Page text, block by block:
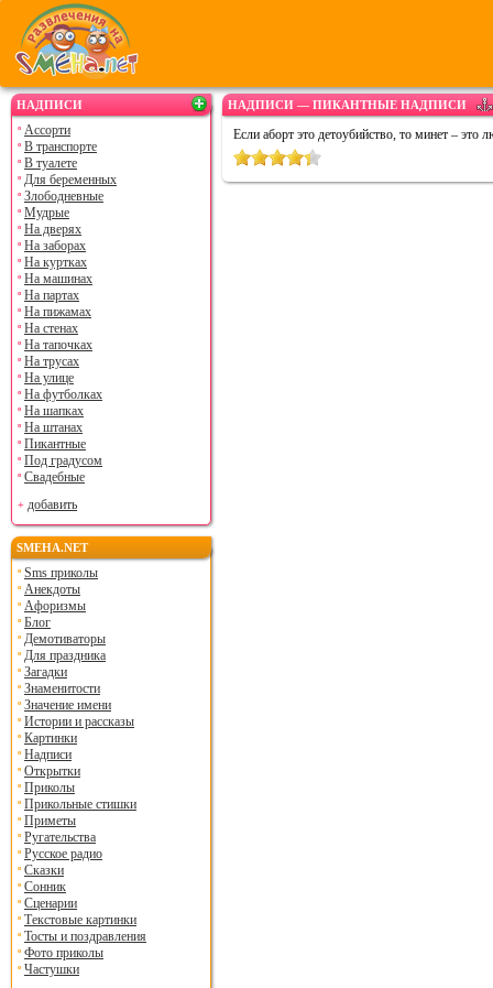
НАДПИСИ
Ассорти
В транспорте
В туалете
Для беременных
Злободневные
Мудрые
На дверях
На заборах
На куртках
На машинах
На партах
На пижамах
На стенах
На тапочках
На трусах
На улице
На футболках
На шапках
На штанах
Пикантные
Под градусом
Свадебные
добавить
SMEHA.NET
Sms приколы
Анекдоты
Афоризмы
Блог
Демотиваторы
Для праздника
Загадки
Знаменитости
Значение имени
Истории и рассказы
Картинки
Надписи
Открытки
Приколы
Прикольные стишки
Приметы
Ругательства
Русское радио
Сказки
Сонник
Сценарии
Текстовые картинки
Тосты и поздравления
Фото приколы
Частушки
НАДПИСИ — ПИКАНТНЫЕ НАДПИСИ
Если аборт это детоубийство, то минет – это